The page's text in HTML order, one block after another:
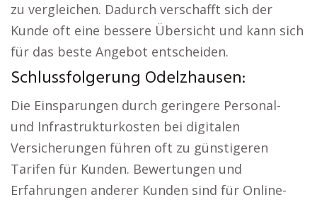
zu vergleichen. Dadurch verschafft sich der
Kunde oft eine bessere Übersicht und kann sich
für das beste Angebot entscheiden.
Schlussfolgerung Odelzhausen:
Die Einsparungen durch geringere Personal-
und Infrastrukturkosten bei digitalen
Versicherungen führen oft zu günstigeren
Tarifen für Kunden. Bewertungen und
Erfahrungen anderer Kunden sind für Online-